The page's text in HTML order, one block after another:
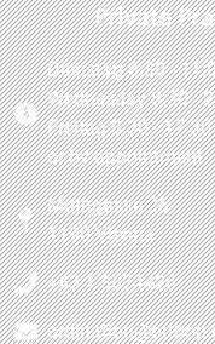
Private
Dienstag 8:30 -
Wednesday 8:30 -
Freitag 8:30 - 17:30
or by appointment
Muthgasse 26
1190 Vienna
+43 1 3674426